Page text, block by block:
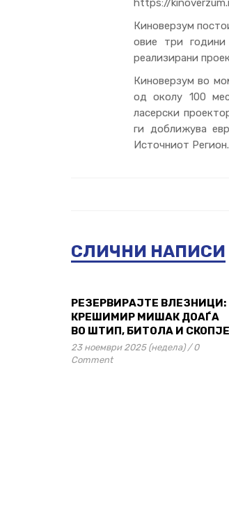
Киноверзум
овие три
реализирани
Киноверзум во
од околу 100
ласерски
ги доближува
Источниот Регион.
СЛИЧНИ НАПИСИ
РЕЗЕРВИРАЈТЕ ВЛЕЗНИЦИ:
КРЕШИМИР МИШАК ДОАЃА
ВО ШТИП, БИТОЛА И СКОПЈЕ
23 ноември 2025 (недела) / 0
Comment